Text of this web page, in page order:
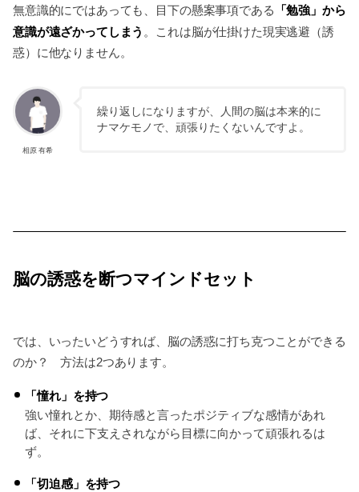
無意識的にではあっても、目下の懸案事項である
「勉強」から
意識が遠ざかってしまう 。これは脳が仕掛けた現実逃避（誘
惑）に他なりません。
相原 有希
繰り返しになりますが、人間の脳は本来的に
ナマケモノで、頑張りたくないんですよ。
脳の誘惑を断つマインドセット
では、いったいどうすれば、脳の誘惑に打ち克つことができる
のか？ 方法は2つあります。
「憧れ」を持つ
強い憧れとか、期待感と言ったポジティブな感情があれ
ば、それに下支えされながら目標に向かって頑張れるは
ず。
「切迫感」を持つ